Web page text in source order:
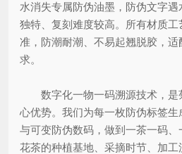
水消失专属防伪油墨，防伪文字
独特、复刻难度较高。所有材质
准，防潮耐潮、不易起翘脱胶，
求。
数字化一物一码溯源技术，是
心优势。我们为每一枚防伪标签
与可变防伪数码，做到一茶一码
花茶的种植基地、采摘时节、加